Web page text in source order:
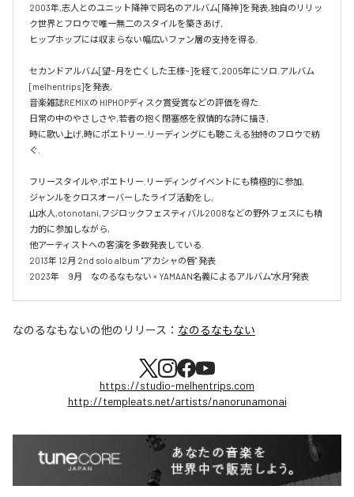
2003年,志人とのユニット降神で同名のアルバム[降神]を発表,独自のリリッ
ク世界とフロウで唯一無二のスタイルを築きあげ,
ヒップホップには収まらない幅広いファン層の支持を得る.
セカンドアルバム[望~月を亡くした王様~]を経て,2005年にソロ.アルバム
[melhentrips]を発表,
音楽雑誌REMIXの HIPHOPディスク賞受賞などの評価を得た.
日常の中のやさしさや,若者の抱く閉塞感を叙情的な詩に描き,
時に歌い上げ,時にポエトリー.リーディングにも聴こえる独特のフロウで紡
ぐ.
フリースタイルや,ポエトリー.リーディングイベントにも積極的に参加,
ジャンルをクロスオーバーしたライブ活動をし,
山水人,otonotani,フジロックフェスティバル2008などの野外フェスにも精
力的に参加しながら,
他アーティストへの客演を多数発表している.
2013年 12月 2nd solo album "アカシャの唇" 発表
2023年　9月　なのるなもない × YAMAAN名義によるアルバム"水月"発表
なのるなもないの他のリリース： なのるなもない
https://studio-melhentrips.com
http://templeats.net/artists/nanorunamonai